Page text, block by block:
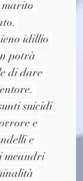
idillio
potrà
di dare
suicidi
e
e
meandri